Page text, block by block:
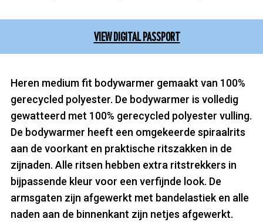
VIEW DIGITAL PASSPORT
Heren medium fit bodywarmer gemaakt van 100%
gerecycled polyester. De bodywarmer is volledig
gewatteerd met 100% gerecycled polyester vulling.
De bodywarmer heeft een omgekeerde spiraalrits
aan de voorkant en praktische ritszakken in de
zijnaden. Alle ritsen hebben extra ritstrekkers in
bijpassende kleur voor een verfijnde look. De
armsgaten zijn afgewerkt met bandelastiek en alle
naden aan de binnenkant zijn netjes afgewerkt.